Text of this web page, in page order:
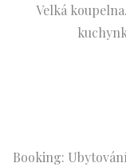
Velká
Booking: